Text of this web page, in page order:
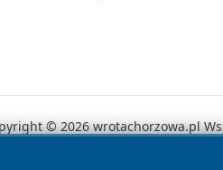
© 2026 wrotachorzowa.pl